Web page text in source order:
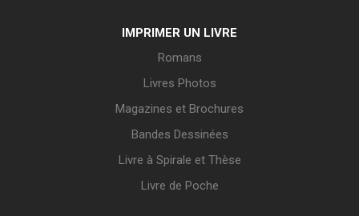
IMPRIMER UN LIVRE
Romans
Livres Photos
Magazines et Brochures
Bandes Dessinées
Livre à Spirale et Thèse
Livre de Poche